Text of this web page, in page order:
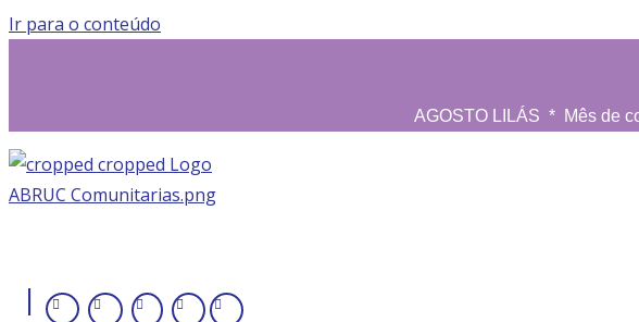
Ir para o conteúdo
AGOSTO LILÁS * Mês de
|